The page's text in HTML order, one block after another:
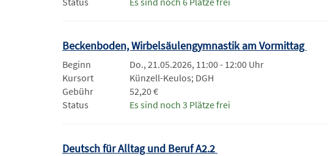
Beckenboden, Wirbelsäulengymnastik am Vormittag
Beginn
Do., 21.05.2026, 11:00 - 12:00 Uhr
Kursort
Künzell-Keulos; DGH
Gebühr
52,20 €
Status
Es sind noch 3 Plätze frei
Deutsch für Alltag und Beruf A2.2